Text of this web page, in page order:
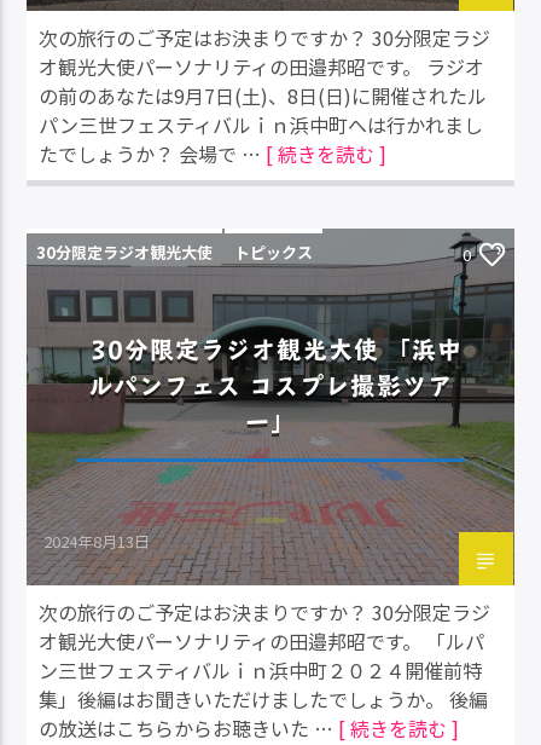
次の旅行のご予定はお決まりですか？ 30分限定ラジ
オ観光大使パーソナリティの田邉邦昭です。 ラジオ
の前のあなたは9月7日(土)、8日(日)に開催されたル
パン三世フェスティバルｉｎ浜中町へは行かれまし
たでしょうか？ 会場で … [ 続きを読む ]
30分限定ラジオ観光大使 トピックス 0
30分限定ラジオ観光大使 「浜中
ルパンフェス コスプレ撮影ツア
ー」
2024年8月13日
次の旅行のご予定はお決まりですか？ 30分限定ラジ
オ観光大使パーソナリティの田邉邦昭です。 「ルパ
ン三世フェスティバルｉｎ浜中町２０２４開催前特
集」後編はお聞きいただけましたでしょうか。 後編
の放送はこちらからお聴きいた … [ 続きを読む ]